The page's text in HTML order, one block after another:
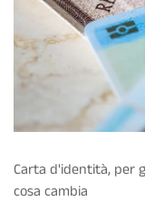
Carta d'identità, per
cosa cambia